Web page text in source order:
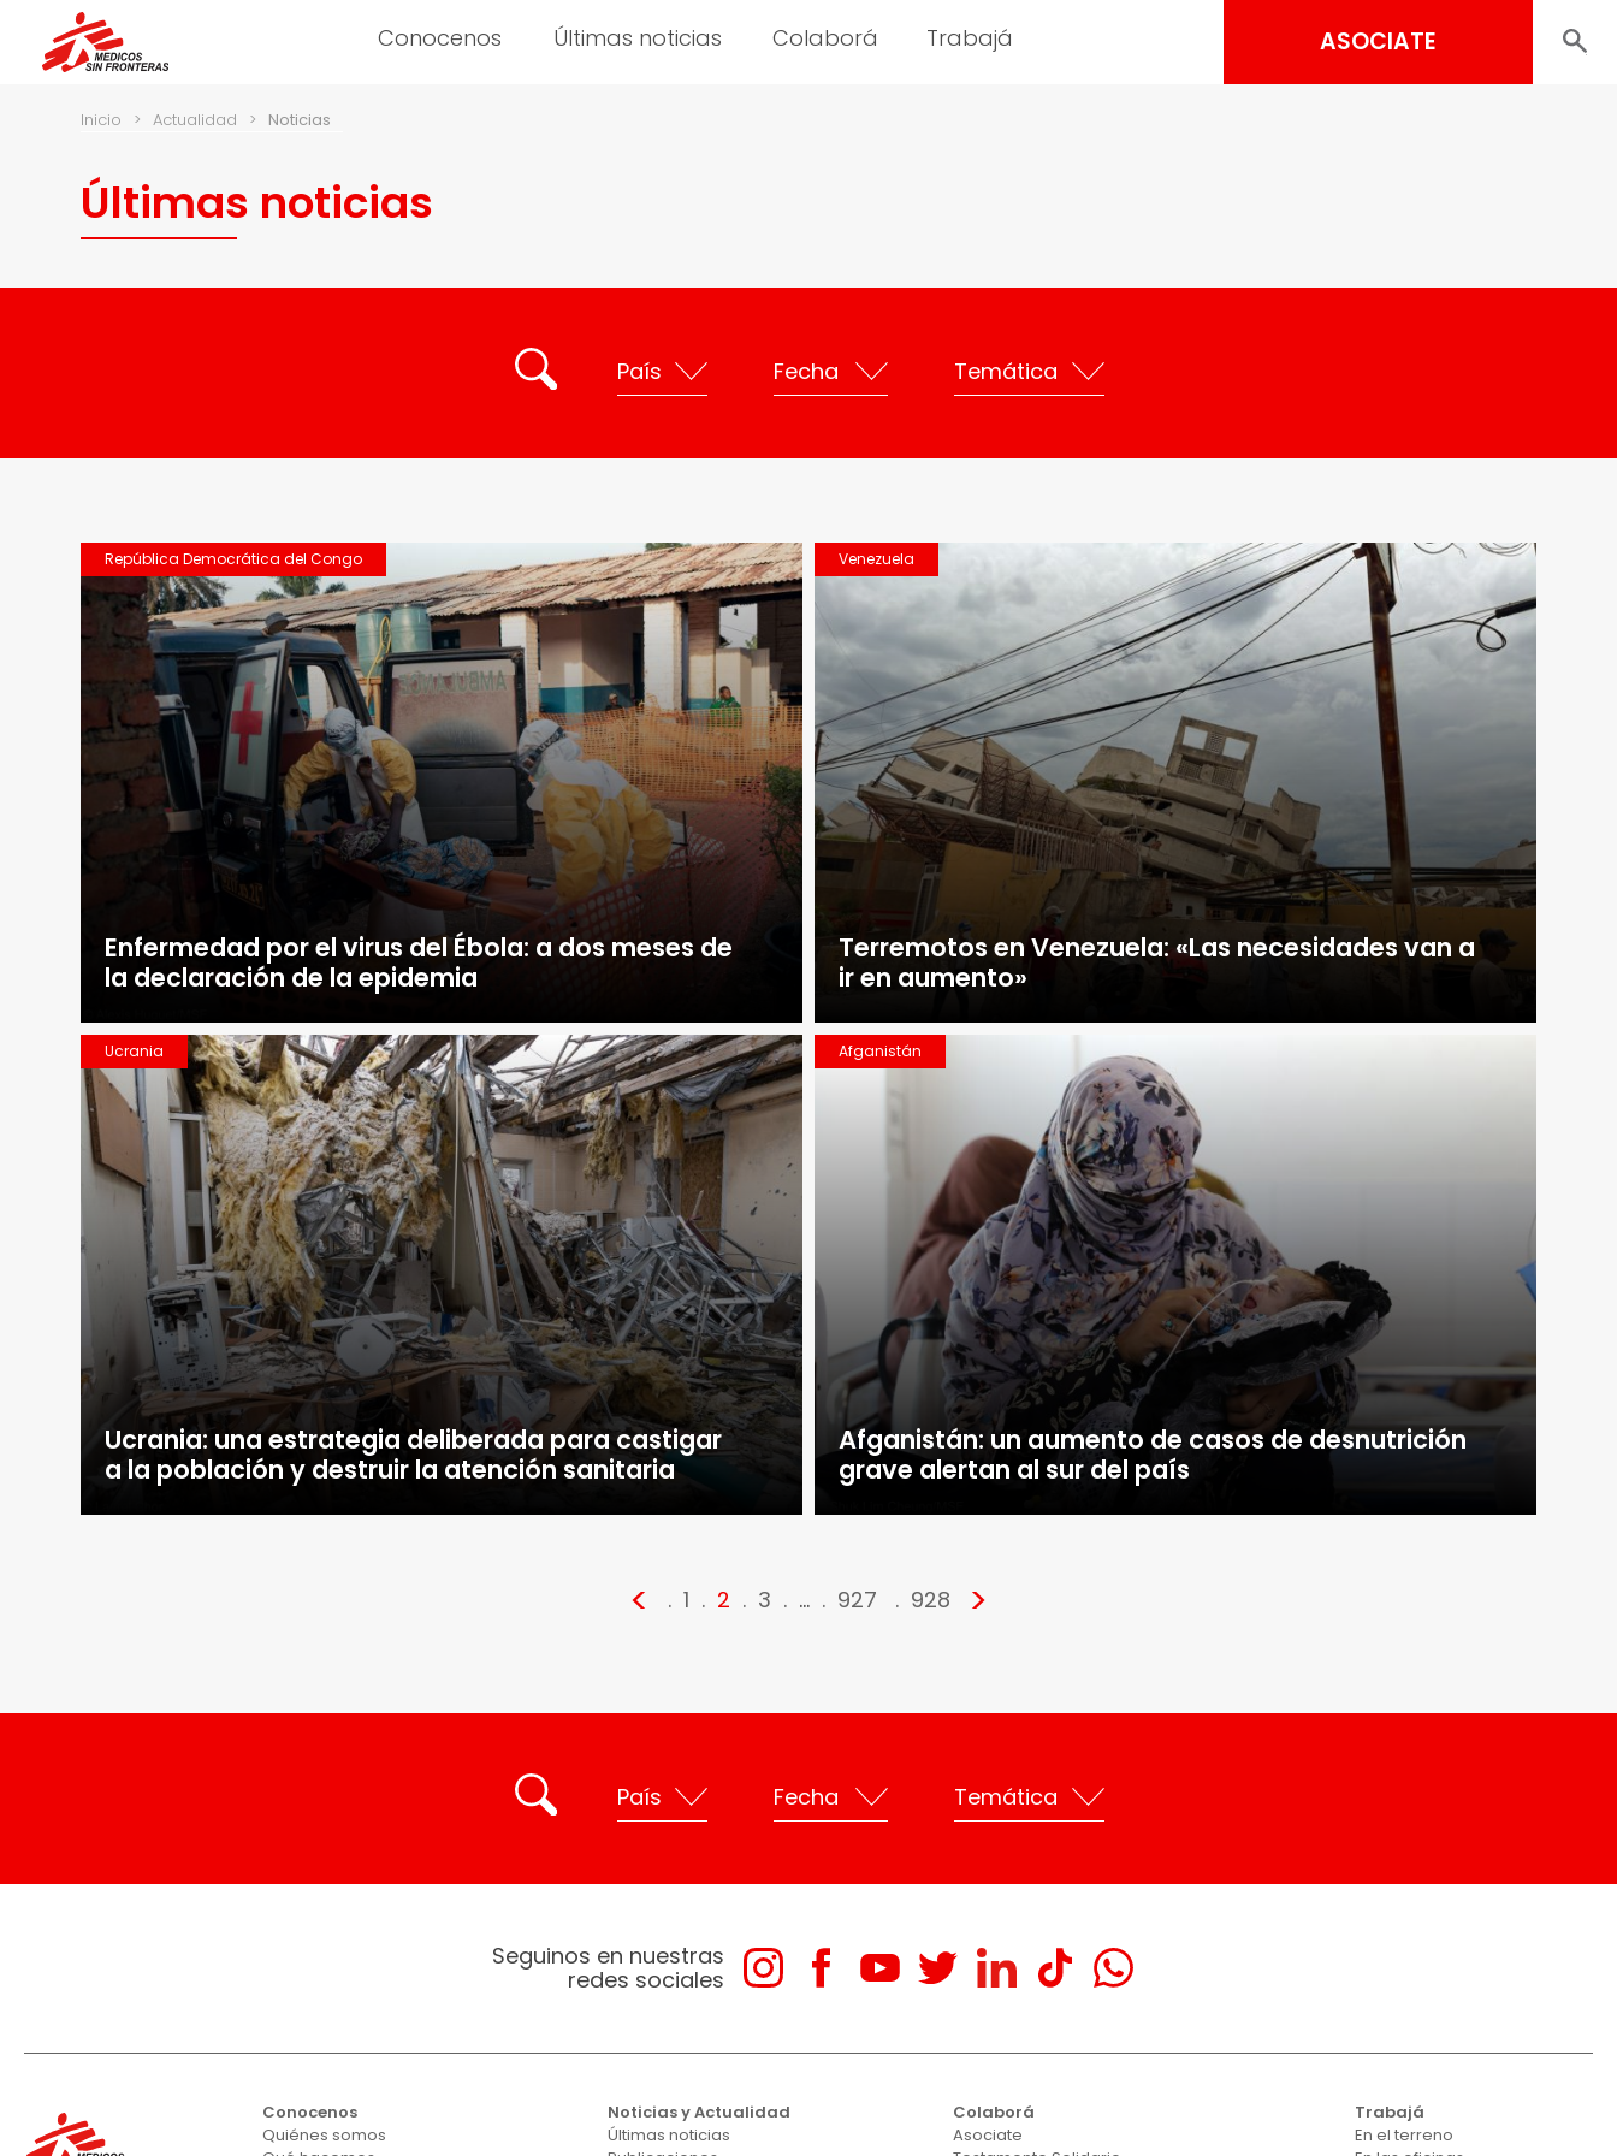
Conocenos Últimas noticias Colaborá Trabajá ASOCIATE
Inicio > Actualidad > Noticias
Últimas noticias
República Democrática del Congo
Enfermedad por el virus del Ébola: a dos meses de
la declaración de la epidemia
Venezuela
Terremotos en Venezuela: «Las necesidades van a
ir en aumento»
Ucrania
Ucrania: una estrategia deliberada para castigar
a la población y destruir la atención sanitaria
Afganistán
Afganistán: un aumento de casos de desnutrición
grave alertan al sur del país
< 1 2 3 … 927 928 >
Seguinos en nuestras
redes sociales
Conocenos
Quiénes somos
Noticias y Actualidad
Últimas noticias
Colaborá
Asociate
Trabajá
En el terreno